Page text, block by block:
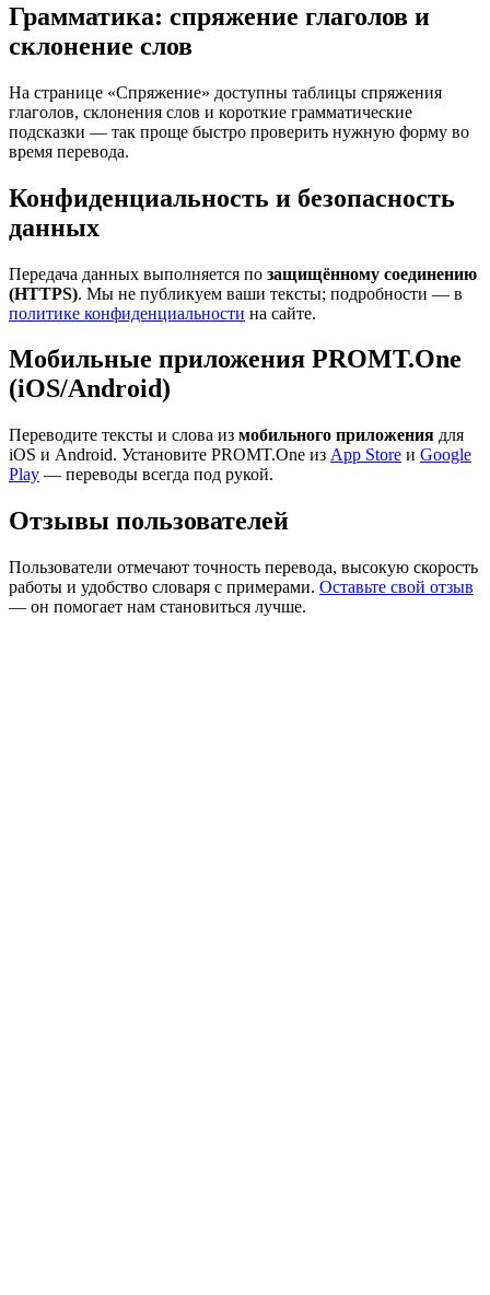
Грамматика: спряжение глаголов и
склонение слов
На странице «Спряжение» доступны таблицы спряжения
глаголов, склонения слов и короткие грамматические
подсказки — так проще быстро проверить нужную форму во
время перевода.
Конфиденциальность и безопасность
данных
Передача данных выполняется по защищённому соединению
(HTTPS). Мы не публикуем ваши тексты; подробности — в
политике конфиденциальности на сайте.
Мобильные приложения PROMT.One
(iOS/Android)
Переводите тексты и слова из мобильного приложения для
iOS и Android. Установите PROMT.One из App Store и Google
Play — переводы всегда под рукой.
Отзывы пользователей
Пользователи отмечают точность перевода, высокую скорость
работы и удобство словаря с примерами. Оставьте свой отзыв
— он помогает нам становиться лучше.